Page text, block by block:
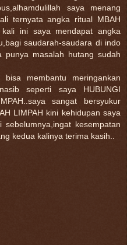
saya menang
ternyata angka ritual MBAH
ini saya mendapat angka
saudarah-saudara di indo
punya masalah hutang sudah
membantu meringankan
seperti saya HUBUNGI
sangat bersyukur
LIMPAH kini kehidupan saya
kesempatan
kedua kalinya terima kasih..